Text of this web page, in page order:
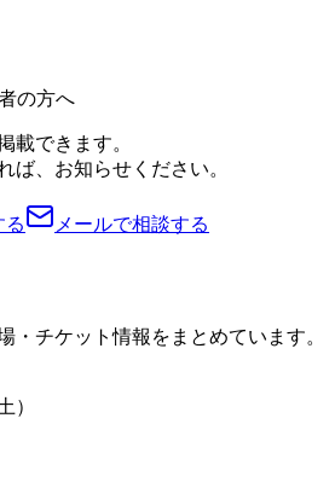
の方へ
載できます。
ば、お知らせください。
る メールで相談する
・チケット情報をまとめています。
）